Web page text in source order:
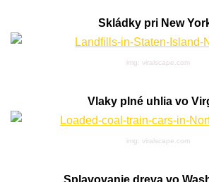
Skládky pri New
img: viralscape.com
Vlaky plné uhlia vo
img: viralscape.com